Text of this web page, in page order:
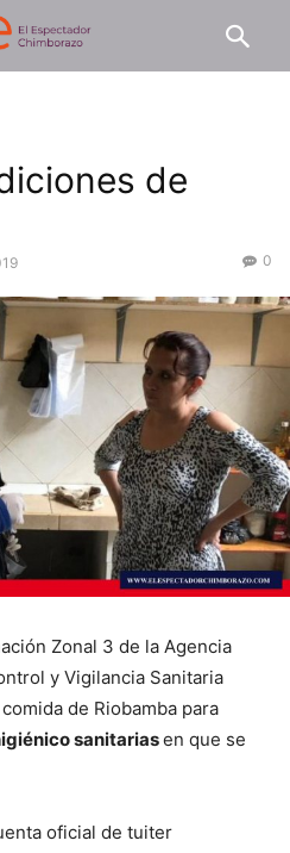
de
0
Zonal 3 de la Agencia
y Vigilancia Sanitaria
de Riobamba para
sanitariasen que se
oficial de tuiter